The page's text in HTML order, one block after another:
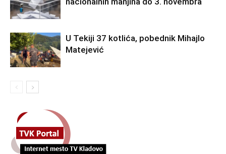
U Tekiji 37 kotlića, pobednik Mihajlo
Matejević